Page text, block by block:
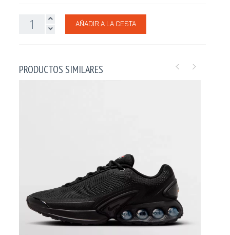
AÑADIR A LA CESTA
PRODUCTOS SIMILARES